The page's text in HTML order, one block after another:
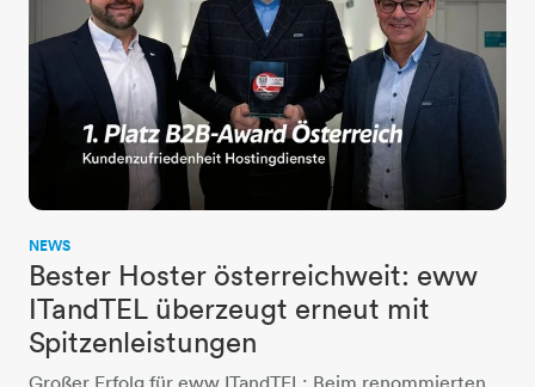
NEWS
Bester Hoster österreichweit: eww
ITandTEL überzeugt erneut mit
Spitzenleistungen